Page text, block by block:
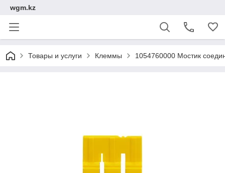
wgm.kz
Товары и услуги Клеммы 1054760000 Мостик